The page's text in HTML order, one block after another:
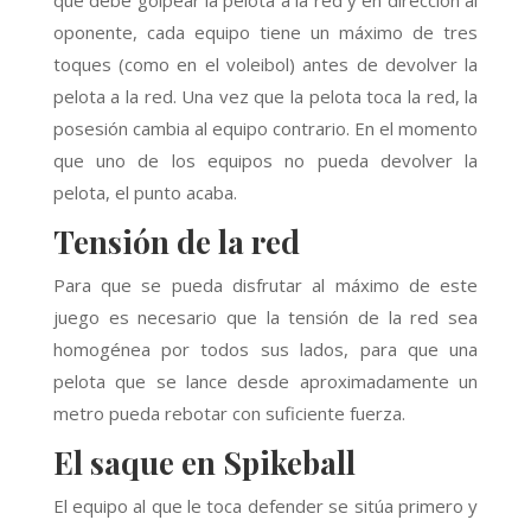
oponente, cada equipo tiene un máximo de tres
toques (como en el voleibol) antes de devolver la
pelota a la red. Una vez que la pelota toca la red, la
posesión cambia al equipo contrario. En el momento
que uno de los equipos no pueda devolver la
pelota, el punto acaba.
Tensión de la red
Para que se pueda disfrutar al máximo de este
juego es necesario que la tensión de la red sea
homogénea por todos sus lados, para que una
pelota que se lance desde aproximadamente un
metro pueda rebotar con suficiente fuerza.
El saque en Spikeball
El equipo al que le toca defender se sitúa primero y